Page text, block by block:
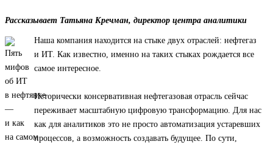
Рассказывает Татьяна Кречман, директор центра аналитики
Наша компания находится на стыке двух отраслей: нефтегаз
и ИТ. Как известно, именно на таких стыках рождается все
самое интересное.
Исторически консервативная нефтегазовая отрасль сейчас
переживает масштабную цифровую трансформацию. Для нас
как для аналитиков это не просто автоматизация устаревших
процессов, а возможность создавать будущее. По сути,